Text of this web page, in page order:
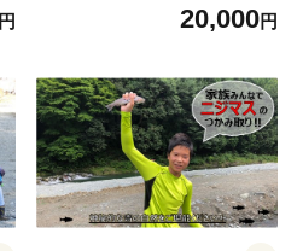
円
ース 肉 オリジナル 秘伝 味噌
20,000円